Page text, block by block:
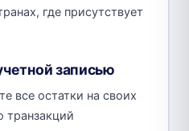
где присутствует
записью
все остатки на своих
транзакций